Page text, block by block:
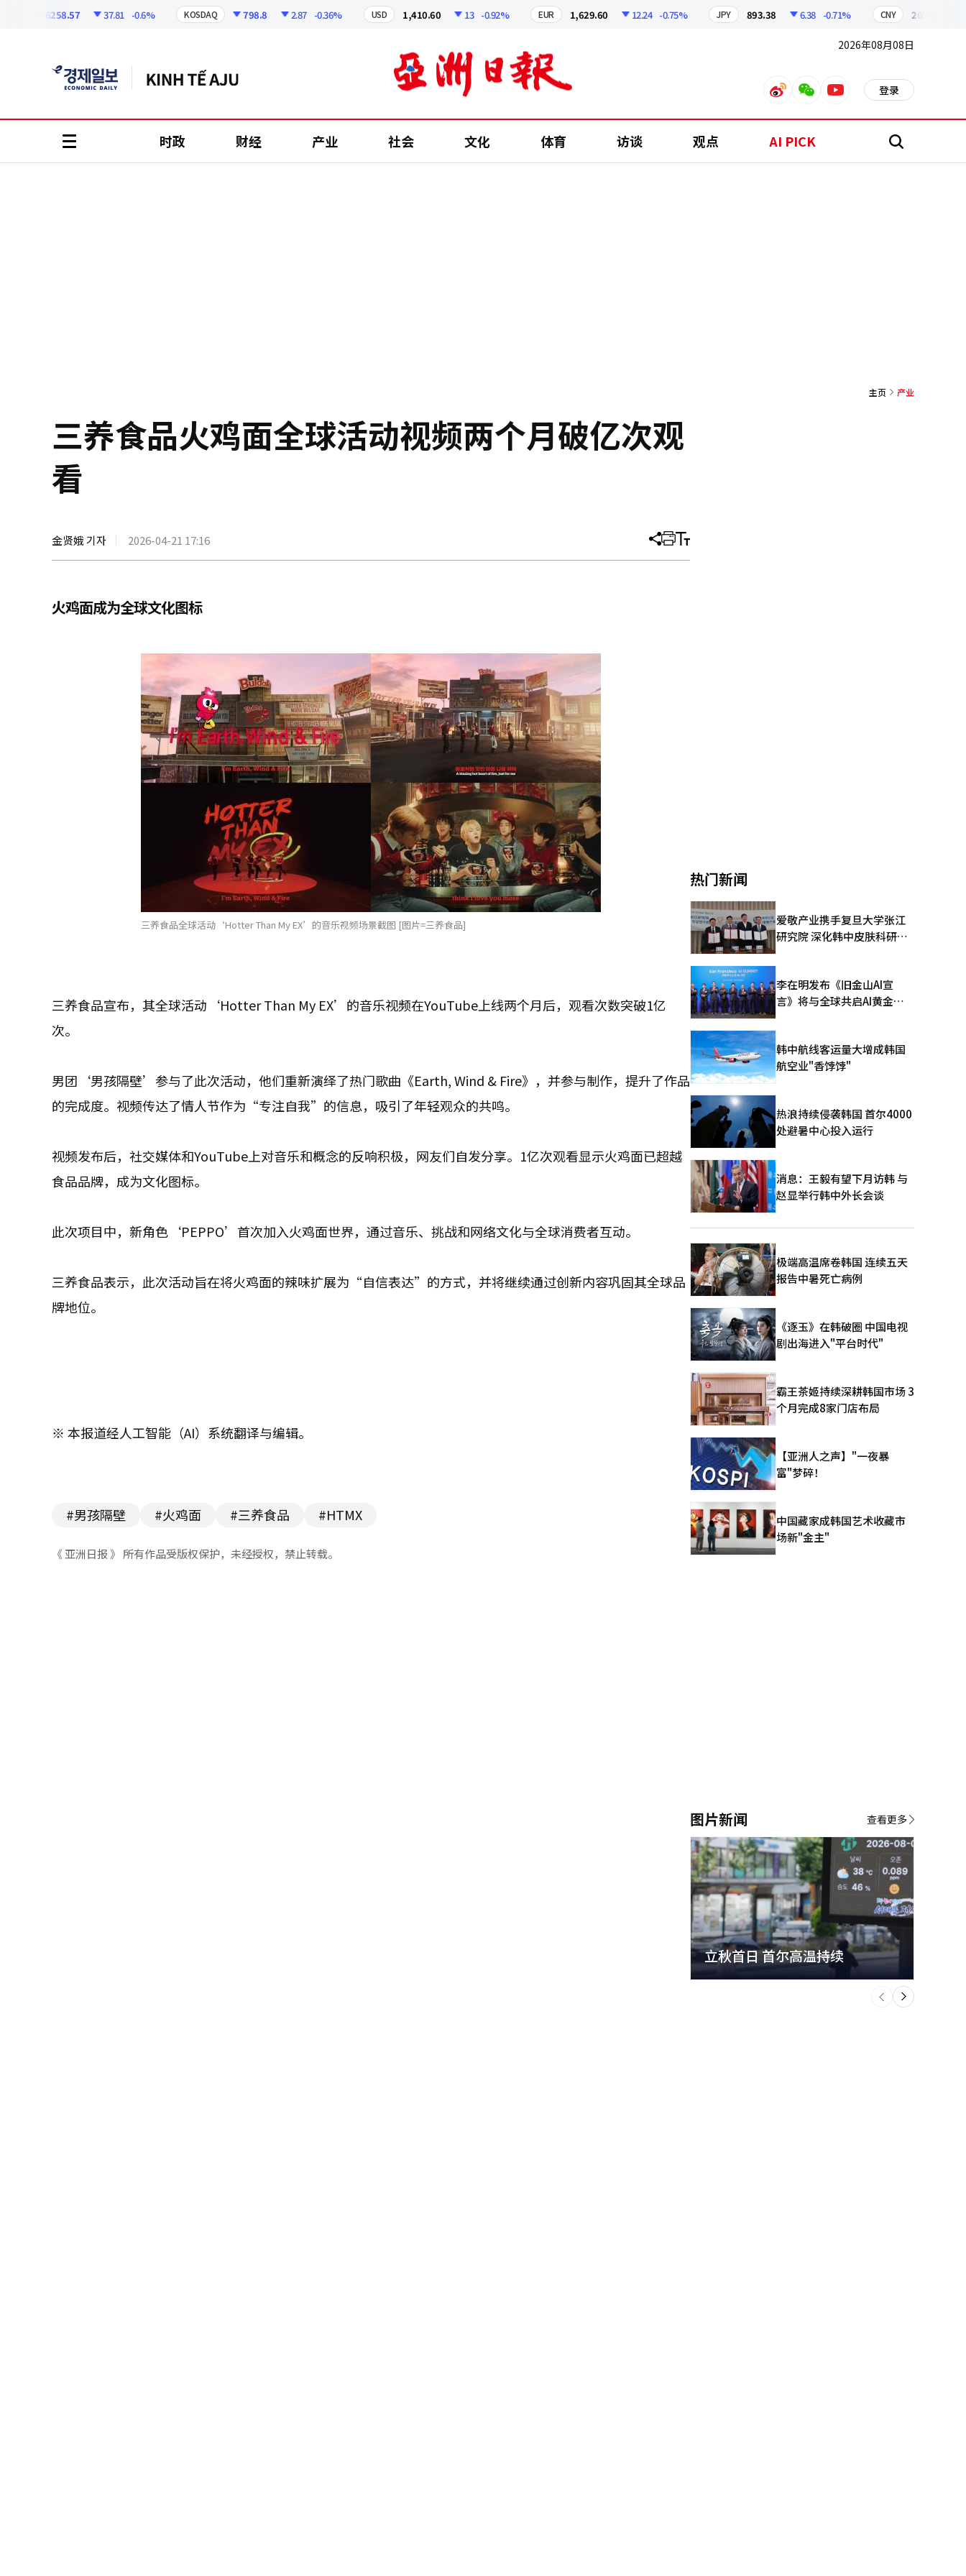
6258.57 37.81 -0.6% KOSDAQ 798.8 2.87 -0.36% USD 1,410.60 13 -0.92% EUR 1,629.60 12.24 -0.75% JPY 893.38 6.38 -0.71% CNY 209.17
2026年08月08日
weiboweixinyoutube 登录
时政 财经 产业 社会 文化 体育 访谈 观点 AI PICK 搜
主页 产业
三养食品火鸡面全球活动视频两个月破亿次观
看
金贤娥 기자 2026-04-21 17:16 分
文
打 调
大
火鸡面成为全球文化图标
三养食品全球活动‘Hotter Than My EX’的音乐视频场景截图 [图片=三养食品]
三养食品宣布，其全球活动‘Hotter Than My EX’的音乐视频在YouTube上线两个月后，观看次数突破1亿
次。
男团‘男孩隔壁’参与了此次活动，他们重新演绎了热门歌曲《Earth, Wind & Fire》，并参与制作，提升了作品
的完成度。视频传达了情人节作为“专注自我”的信息，吸引了年轻观众的共鸣。
视频发布后，社交媒体和YouTube上对音乐和概念的反响积极，网友们自发分享。1亿次观看显示火鸡面已超越
食品品牌，成为文化图标。
此次项目中，新角色‘PEPPO’首次加入火鸡面世界，通过音乐、挑战和网络文化与全球消费者互动。
三养食品表示，此次活动旨在将火鸡面的辣味扩展为“自信表达”的方式，并将继续通过创新内容巩固其全球品
牌地位。
※ 本报道经人工智能（AI）系统翻译与编辑。
#男孩隔壁 #火鸡面 #三养食品 #HTMX
《 亚洲日报 》 所有作品受版权保护，未经授权，禁止转载。
热门新闻
爱敬产业携手复旦大学张江
研究院 深化韩中皮肤科研合
李在明发布《旧金山AI宣
言》将与全球共启AI黄金时
韩中航线客运量大增成韩国
航空业"香饽饽"
热浪持续侵袭韩国 首尔4000
处避暑中心投入运行
消息：王毅有望下月访韩 与
赵显举行韩中外长会谈
极端高温席卷韩国 连续五天
报告中暑死亡病例
《逐玉》在韩破圈 中国电视
剧出海进入"平台时代"
霸王茶姬持续深耕韩国市场 3
个月完成8家门店布局
【亚洲人之声】"一夜暴
富"梦碎！
中国藏家成韩国艺术收藏市
场新"金主"
图片新闻
立秋首日 首尔高温持续
下
一
个
查看更多